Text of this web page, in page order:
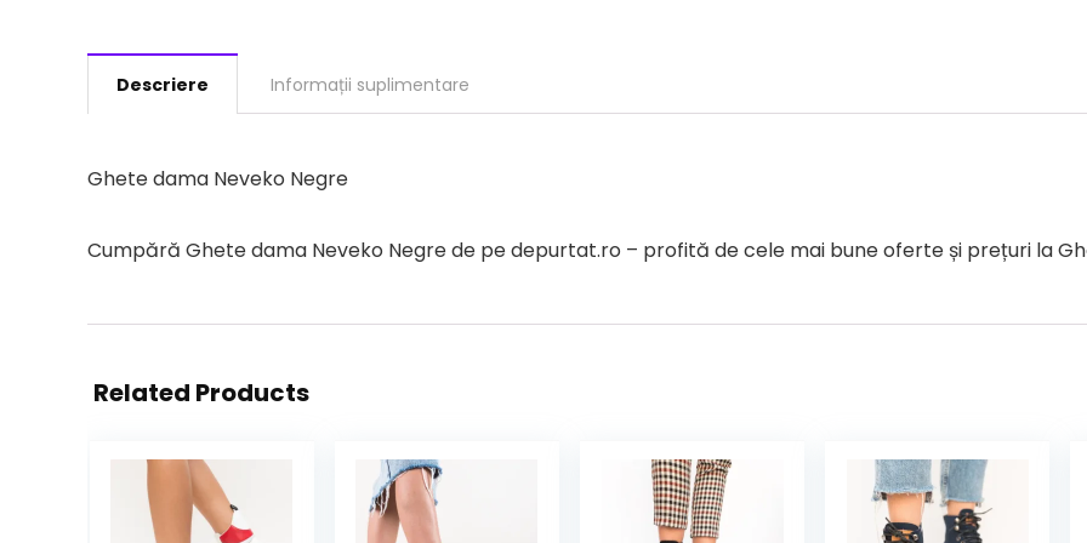
Descriere Informații suplimentare
Ghete dama Neveko Negre
Cumpără Ghete dama Neveko Negre de pe depurtat.ro – profită de cele mai bune oferte și prețuri la
Related Products